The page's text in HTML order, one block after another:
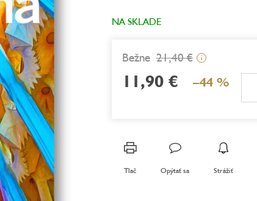
NA SKLADE
21,40 € i
11,90 € –44 %
Tlač Opýtať sa Strážiť